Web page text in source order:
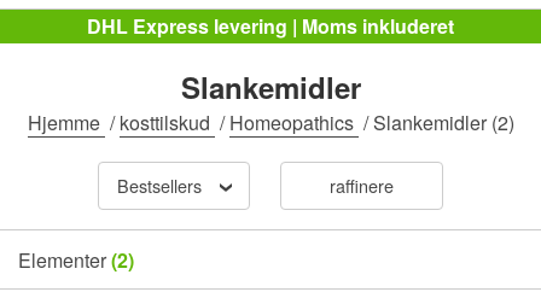
DHL Express levering | Moms inkluderet
Slankemidler
Hjemme /kosttilskud /Homeopathics /Slankemidler(2)
Bestsellers raffinere
Elementer(2)